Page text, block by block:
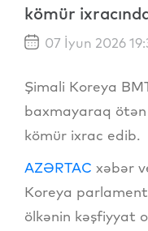
kömür
07 İyun 2026
Şimali Koreya
baxmayaraq
kömür ixrac edib.
AZƏRTAC xəbər
Koreya
ölkənin kəşfiyyat